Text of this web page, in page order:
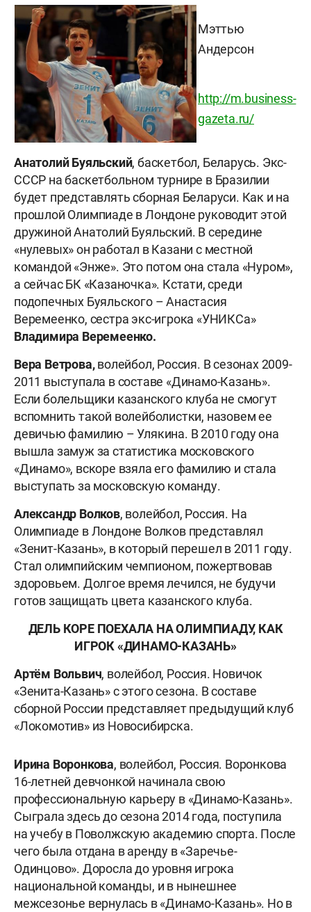
Мэттью
Андерсон
http://m.business-
gazeta.ru/
Анатолий Буяльский, баскетбол, Беларусь. Экс-
СССР на баскетбольном турнире в Бразилии
будет представлять сборная Беларуси. Как и на
прошлой Олимпиаде в Лондоне руководит этой
дружиной Анатолий Буяльский. В середине
«нулевых» он работал в Казани с местной
командой «Энже». Это потом она стала «Нуром»,
а сейчас БК «Казаночка». Кстати, среди
подопечных Буяльского – Анастасия
Веремеенко, сестра экс-игрока «УНИКСа»
Владимира Веремеенко.
Вера Ветрова,волейбол, Россия. В сезонах 2009-
2011 выступала в составе «Динамо-Казань».
Если болельщики казанского клуба не смогут
вспомнить такой волейболистки, назовем ее
девичью фамилию – Улякина. В 2010 году она
вышла замуж за статистика московского
«Динамо», вскоре взяла его фамилию и стала
выступать за московскую команду.
Александр Волков, волейбол, Россия. На
Олимпиаде в Лондоне Волков представлял
«Зенит-Казань», в который перешел в 2011 году.
Стал олимпийским чемпионом, пожертвовав
здоровьем. Долгое время лечился, не будучи
готов защищать цвета казанского клуба.
ДЕЛЬ КОРЕ ПОЕХАЛА НА ОЛИМПИАДУ, КАК
ИГРОК «ДИНАМО-КАЗАНЬ»
Артём Вольвич, волейбол, Россия. Новичок
«Зенита-Казань» с этого сезона. В составе
сборной России представляет предыдущий клуб
«Локомотив» из Новосибирска.
Ирина Воронкова, волейбол, Россия. Воронкова
16-летней девчонкой начинала свою
профессиональную карьеру в «Динамо-Казань».
Сыграла здесь до сезона 2014 года, поступила
на учебу в Поволжскую академию спорта. После
чего была отдана в аренду в «Заречье-
Одинцово». Доросла до уровня игрока
национальной команды, и в нынешнее
межсезонье вернулась в «Динамо-Казань». Но в